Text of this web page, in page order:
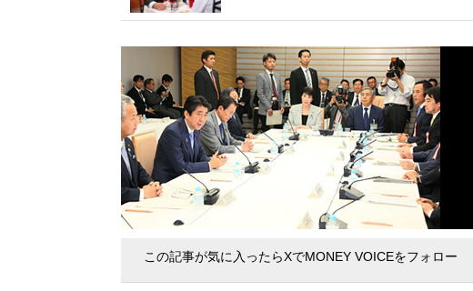
この記事が気に入ったらXでMONEY VOICEをフォロー